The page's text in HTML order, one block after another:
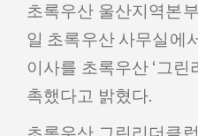
초록우산 울산지역본
일 초록우산 사무실에
이사를 초록우산 ‘그린
촉했다고 밝혔다.